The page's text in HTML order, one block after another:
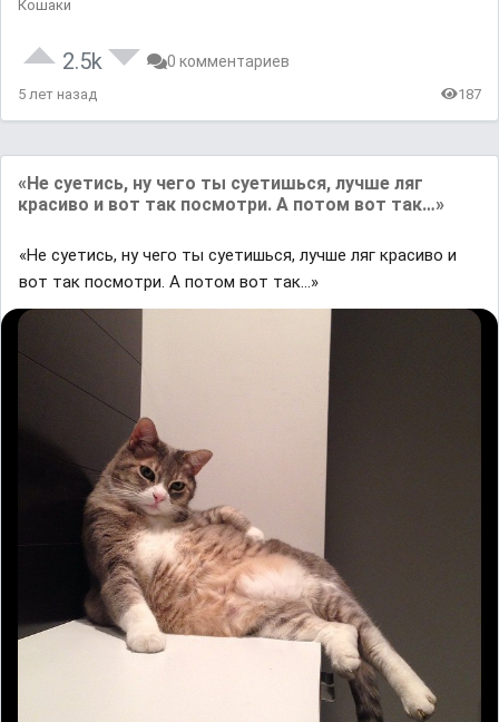
Кошаки
2.5k 0 комментариев
5 лет назад 187
«Не суетись, ну чего ты суетишься, лучше ляг
красиво и вот так посмотри. А потом вот так…»
«Не суетись, ну чего ты суетишься, лучше ляг красиво и
вот так посмотри. А потом вот так…»